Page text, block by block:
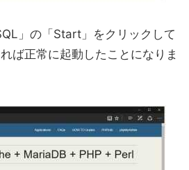
」の「Start」をクリックして
ば正常に起動したことになりま